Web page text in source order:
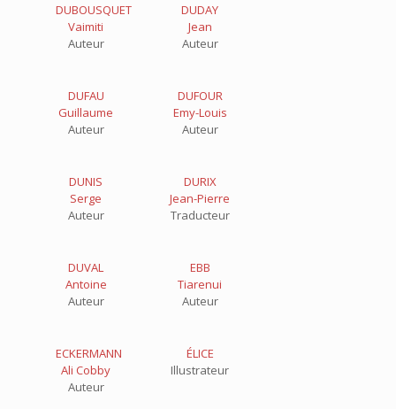
DUBOUSQUET
Vaimiti
Auteur
DUDAY
Jean
Auteur
DUFAU
Guillaume
Auteur
DUFOUR
Emy-Louis
Auteur
DUNIS
Serge
Auteur
DURIX
Jean-Pierre
Traducteur
DUVAL
Antoine
Auteur
EBB
Tiarenui
Auteur
ECKERMANN
Ali Cobby
Auteur
ÉLICE
Illustrateur